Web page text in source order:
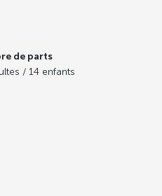
un
de parts
/ 14 enfants